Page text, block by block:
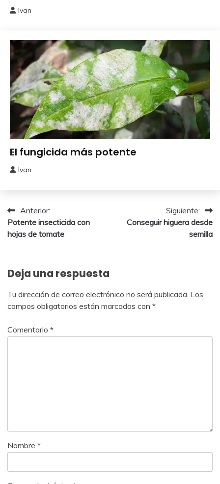
2026
Ivan
Abonos y
Remedios
El fungicida más potente
mayo,
Ivan
Navegación
de
Anterior:
Potente insecticida con
hojas de tomate
Siguiente:
Conseguir higuera desde
semilla
Deja una respuesta
Tu dirección de correo electrónico no será publicada. Los
campos obligatorios están marcados con *
Comentario *
Nombre *